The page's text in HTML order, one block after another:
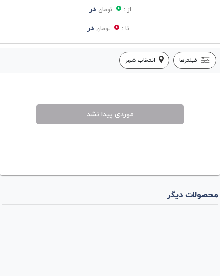
از : 0 تومان در
تا : 0 تومان در
فیلترها انتخاب شهر
موردی پیدا نشد
محصولات دیگر